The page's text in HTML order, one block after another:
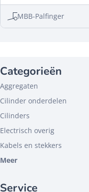
MBB-Palfinger
Categorieën
Aggregaten
Cilinder onderdelen
Cilinders
Electrisch overig
Kabels en stekkers
Meer
Service